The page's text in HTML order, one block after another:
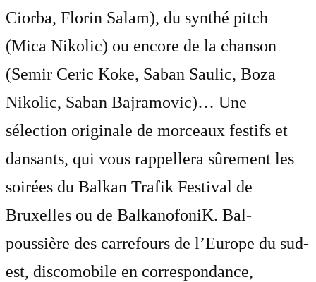
Ciorba, Florin Salam), du synthé pitch
(Mica Nikolic) ou encore de la chanson
(Semir Ceric Koke, Saban Saulic, Boza
Nikolic, Saban Bajramovic)… Une
sélection originale de morceaux festifs et
dansants, qui vous rappellera sûrement les
soirées du Balkan Trafik Festival de
Bruxelles ou de BalkanofoniK. Bal-
poussière des carrefours de l’Europe du sud-
est, discomobile en correspondance,